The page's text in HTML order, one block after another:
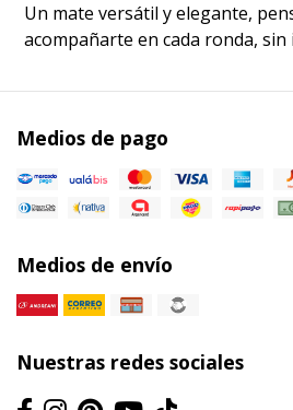
Un mate versátil y elegante,
acompañarte en cada ronda,
Medios de pago
Medios de envío
Nuestras redes sociales